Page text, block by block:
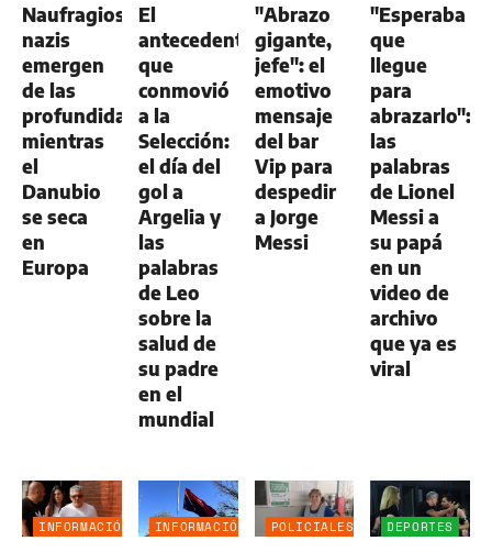
Naufragios
nazis
emergen
de las
profundidades
mientras
el
Danubio
se seca
en
Europa
El
antecedente
que
conmovió
a la
Selección:
el día del
gol a
Argelia y
las
palabras
de Leo
sobre la
salud de
su padre
en el
mundial
"Abrazo
gigante,
jefe": el
emotivo
mensaje
del bar
Vip para
despedir
a Jorge
Messi
"Esperaba
que
llegue
para
abrazarlo":
las
palabras
de Lionel
Messi a
su papá
en un
video de
archivo
que ya es
viral
INFORMACIÓN
INFORMACIÓN
POLICIALES DEPORTES